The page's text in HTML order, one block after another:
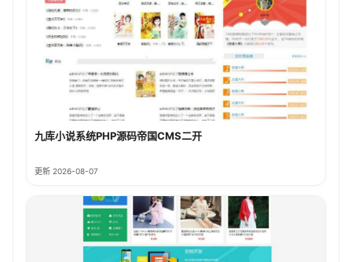
九库小说系统PHP源码帝国CMS二开
更新 2026-08-07